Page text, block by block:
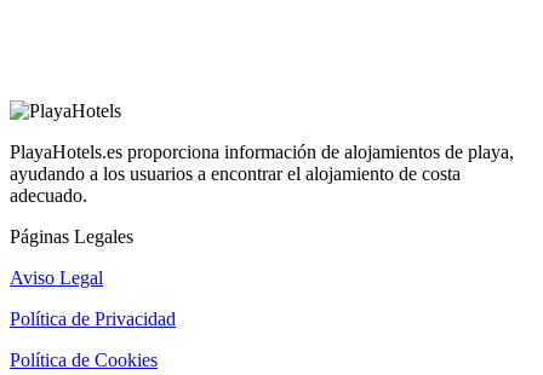
PlayaHotels.es proporciona información de alojamientos de playa,
ayudando a los usuarios a encontrar el alojamiento de costa
adecuado.
Páginas Legales
Aviso Legal
Política de Privacidad
Política de Cookies